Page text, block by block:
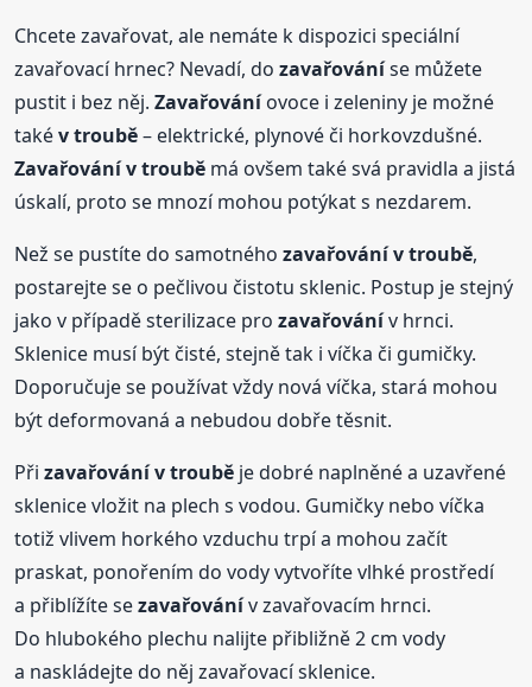
Chcete zavařovat, ale nemáte k dispozici speciální
zavařovací hrnec? Nevadí, dozavařováníse můžete
pustit i bez něj.Zavařováníovoce i zeleniny je možné
takév troubě– elektrické, plynové či horkovzdušné.
Zavařovánív troubě má ovšem také svá pravidla a jistá
úskalí, proto se mnozí mohou potýkat s nezdarem.
Než se pustíte do samotnéhozavařovánív troubě,
postarejte se o pečlivou čistotu sklenic. Postup je stejný
jako v případě sterilizace prozavařovánív hrnci.
Sklenice musí být čisté, stejně tak i víčka či gumičky.
Doporučuje se používat vždy nová víčka, stará mohou
být deformovaná a nebudou dobře těsnit.
Přizavařovánív troubě je dobré naplněné a uzavřené
sklenice vložit na plech s vodou. Gumičky nebo víčka
totiž vlivem horkého vzduchu trpí a mohou začít
praskat, ponořením do vody vytvoříte vlhké prostředí
a přiblížíte sezavařovánív zavařovacím hrnci.
Do hlubokého plechu nalijte přibližně 2 cm vody
a naskládejte do něj zavařovací sklenice.